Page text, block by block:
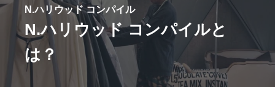
N.ハリウッド コンパイル
N.ハリウッド コンパイルと
は？